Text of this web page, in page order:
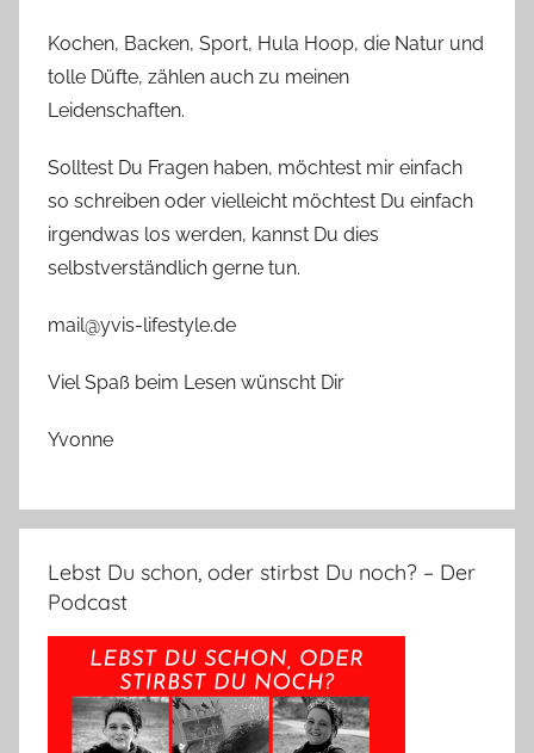
Kochen, Backen, Sport, Hula Hoop, die Natur und
tolle Düfte, zählen auch zu meinen
Leidenschaften.
Solltest Du Fragen haben, möchtest mir einfach
so schreiben oder vielleicht möchtest Du einfach
irgendwas los werden, kannst Du dies
selbstverständlich gerne tun.
mail@yvis-lifestyle.de
Viel Spaß beim Lesen wünscht Dir
Yvonne
Lebst Du schon, oder stirbst Du noch? – Der
Podcast